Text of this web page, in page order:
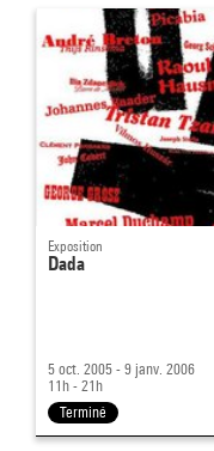
Exposition
Dada
5 oct. 2005 - 9 janv. 2006
11h - 21h
Terminé